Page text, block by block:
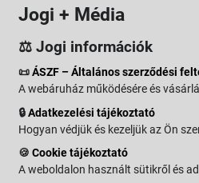
Jogi + Média
⚖️ Jogi információk
📜ÁSZF – Általános szerződési
A webáruház működésére és
🔒Adatkezelési tájékoztató
Hogyan védjük és kezeljük az Ön
🍪Cookie tájékoztató
A weboldalon használt sütikről és